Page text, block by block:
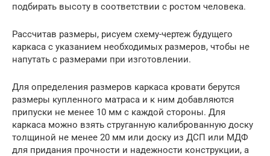
подбирать высоту в соответствии с ростом человека.
Рассчитав размеры, рисуем схему-чертеж будущего
каркаса с указанием необходимых размеров, чтобы не
напутать с размерами при изготовлении.
Для определения размеров каркаса кровати берутся
размеры купленного матраса и к ним добавляются
припуски не менее 10 мм с каждой стороны. Для
каркаса можно взять струганную калиброванную доску
толщиной не менее 20 мм или доску из ДСП или МДФ
для придания прочности и надежности конструкции, а